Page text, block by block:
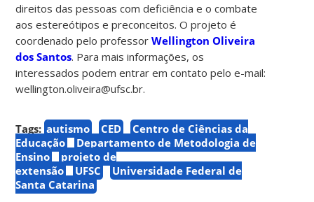
direitos das pessoas com deficiência e o combate
aos estereótipos e preconceitos. O projeto é
coordenado pelo professorWellington Oliveira
dos Santos. Para mais informações, os
interessados podem entrar em contato pelo e-mail:
wellington.oliveira@ufsc.br.
Tags: autismo CED
Centro de Ciências da
Educação
Departamento de Metodologia de
Ensino
projeto de
extensão
UFSC
Universidade Federal de
Santa Catarina